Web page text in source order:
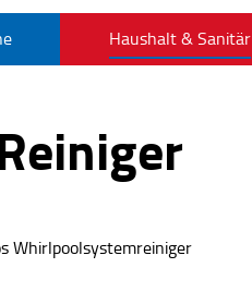
Haushalt & Sanitär